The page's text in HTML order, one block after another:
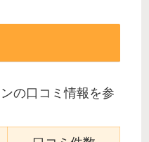
の口コミ情報を参